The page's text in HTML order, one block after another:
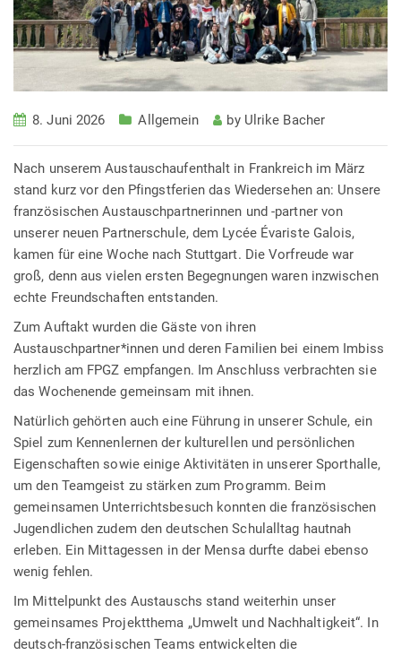
8. Juni 2026 Allgemein by Ulrike Bacher
Nach unserem Austauschaufenthalt in Frankreich im März
stand kurz vor den Pfingstferien das Wiedersehen an: Unsere
französischen Austauschpartnerinnen und -partner von
unserer neuen Partnerschule, dem Lycée Évariste Galois,
kamen für eine Woche nach Stuttgart. Die Vorfreude war
groß, denn aus vielen ersten Begegnungen waren inzwischen
echte Freundschaften entstanden.
Zum Auftakt wurden die Gäste von ihren
Austauschpartner*innen und deren Familien bei einem Imbiss
herzlich am FPGZ empfangen. Im Anschluss verbrachten sie
das Wochenende gemeinsam mit ihnen.
Natürlich gehörten auch eine Führung in unserer Schule, ein
Spiel zum Kennenlernen der kulturellen und persönlichen
Eigenschaften sowie einige Aktivitäten in unserer Sporthalle,
um den Teamgeist zu stärken zum Programm. Beim
gemeinsamen Unterrichtsbesuch konnten die französischen
Jugendlichen zudem den deutschen Schulalltag hautnah
erleben. Ein Mittagessen in der Mensa durfte dabei ebenso
wenig fehlen.
Im Mittelpunkt des Austauschs stand weiterhin unser
gemeinsames Projektthema „Umwelt und Nachhaltigkeit“. In
deutsch-französischen Teams entwickelten die